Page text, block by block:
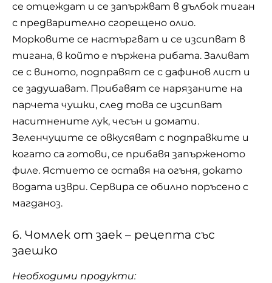
се отцеждат и се запържват в дълбок тиган
с предварително сгорещено олио.
Морковите се настъргват и се изсипват в
тигана, в който е пържена рибата. Заливат
се с виното, подправят се с дафинов лист и
се задушават. Прибавят се нарязаните на
парчета чушки, след това се изсипват
наситнените лук, чесън и домати.
Зеленчуците се овкусяват с подправките и
когато са готови, се прибавя запърженото
филе. Ястието се оставя на огъня, докато
водата изври. Сервира се обилно поръсено с
магданоз.
6. Чомлек от заек – рецепта със
заешко
Необходими продукти: